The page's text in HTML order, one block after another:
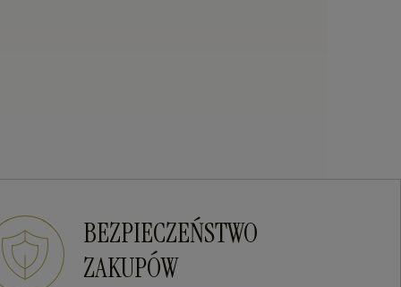
BEZPIECZEŃSTWO
ZAKUPÓW